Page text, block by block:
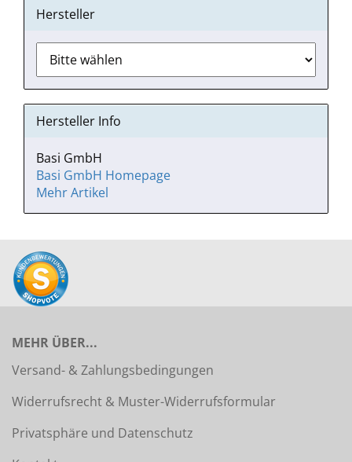
Hersteller
Hersteller Info
Basi GmbH
Basi GmbH Homepage
Mehr Artikel
MEHR ÜBER...
Versand- & Zahlungsbedingungen
Widerrufsrecht & Muster-Widerrufsformular
Privatsphäre und Datenschutz